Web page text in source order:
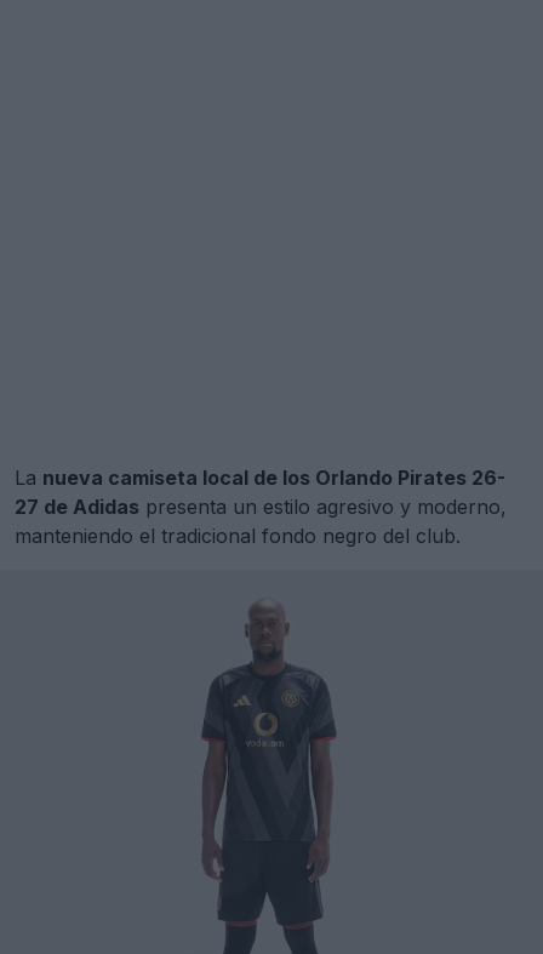
La nueva camiseta local de los Orlando Pirates 26-
27 de Adidas presenta un estilo agresivo y moderno,
manteniendo el tradicional fondo negro del club.